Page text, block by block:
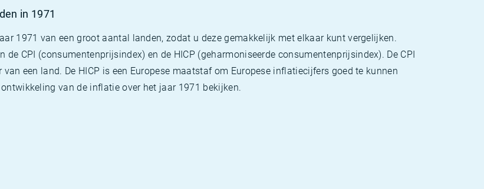
in 1971
1971 van een groot aantal landen, zodat u deze gemakkelijk met elkaar kunt vergelijken.
CPI (consumentenprijsindex) en de HICP (geharmoniseerde consumentenprijsindex). De CPI
een land. De HICP is een Europese maatstaf om Europese inflatiecijfers goed te kunnen
van de inflatie over het jaar 1971 bekijken.